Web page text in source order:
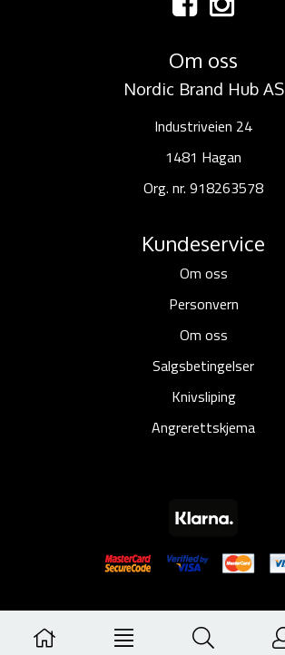
Om oss
Nordic Brand Hub AS
Industriveien 24
1481 Hagan
Org. nr. 918263578
Kundeservice
Om oss
Personvern
Om oss
Salgsbetingelser
Knivsliping
Angrerettskjema